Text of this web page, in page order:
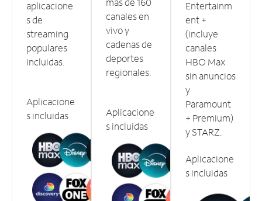
aplicacione
s de
streaming
populares
incluidas.
Aplicacione
s incluidas
canales en
vivo y
cadenas de
deportes
regionales.
Aplicacione
s incluidas
Entertainm
ent +
(incluye
canales
HBO Max
sin anuncios
y
Paramount
+ Premium)
y STARZ.
Aplicacione
s incluidas